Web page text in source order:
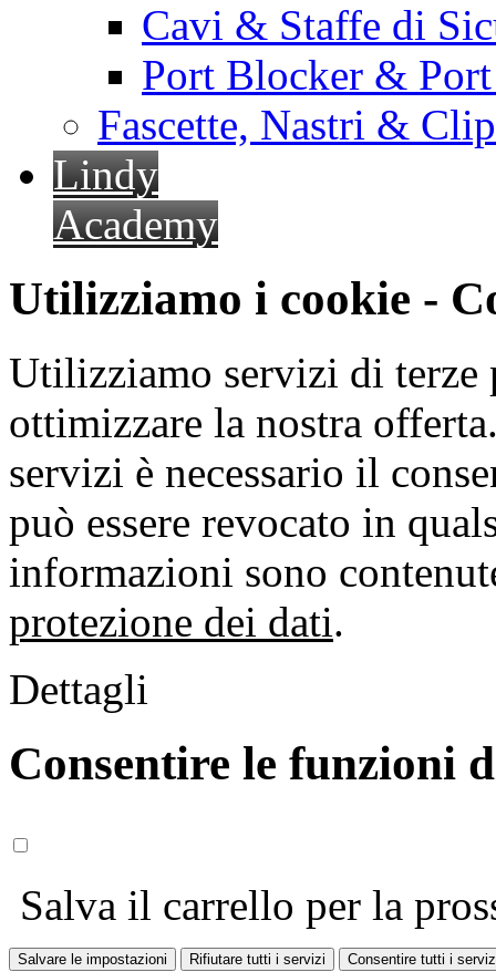
Cavi & Staffe di
Port Blocker &
Fascette, Nastri &
Lindy
Academy
Utilizziamo i cookie -
Utilizziamo servizi di terze
ottimizzare la nostra
servizi è necessario il
può essere revocato in
informazioni sono
protezione dei dati.
Dettagli
Consentire le funzioni
Salva il carrello per la
Salvare le impostazioni Rifiutare tutti i servizi Consentire tutti i